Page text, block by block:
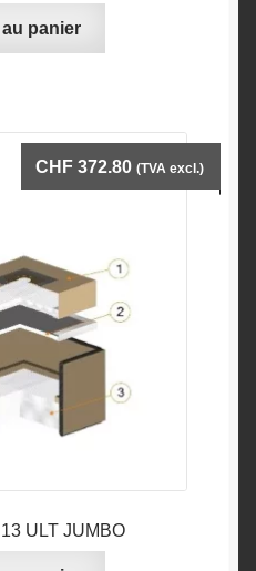
panier
ULT JUMBO
CHF 372.80 (TVA excl.)